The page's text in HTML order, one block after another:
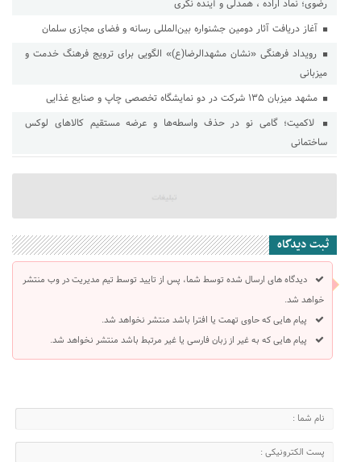
رضوی؛ نماد اراده ، همدلی و آینده نگری
آغاز دریافت آثار دومین جشنواره بین‌المللی رسانه و فضای مجازی سلمان
رویداد فرهنگی «نشان مشهدالرضا(ع)» الگویی برای ترویج فرهنگ خدمت و
میزبانی
مشهد میزبان ۱۳۵ شرکت در دو نمایشگاه تخصصی چاپ و صنایع غذایی
لاکمیت؛ گامی نو در حذف واسطه‌ها و عرضه مستقیم کالاهای لوکس
ساختمانی
ثبت دیدگاه
دیدگاه های ارسال شده توسط شما، پس از تایید توسط تیم مدیریت در وب منتشر
خواهد شد.
پیام هایی که حاوی تهمت یا افترا باشد منتشر نخواهد شد.
پیام هایی که به غیر از زبان فارسی یا غیر مرتبط باشد منتشر نخواهد شد.